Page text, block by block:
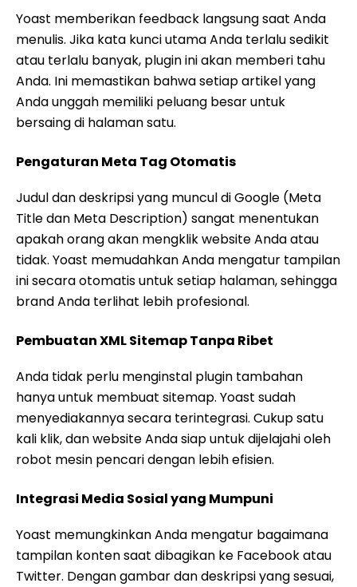
Yoast memberikan feedback langsung saat Anda
menulis. Jika kata kunci utama Anda terlalu sedikit
atau terlalu banyak, plugin ini akan memberi tahu
Anda. Ini memastikan bahwa setiap artikel yang
Anda unggah memiliki peluang besar untuk
bersaing di halaman satu.
Pengaturan Meta Tag Otomatis
Judul dan deskripsi yang muncul di Google (Meta
Title dan Meta Description) sangat menentukan
apakah orang akan mengklik website Anda atau
tidak. Yoast memudahkan Anda mengatur tampilan
ini secara otomatis untuk setiap halaman, sehingga
brand Anda terlihat lebih profesional.
Pembuatan XML Sitemap Tanpa Ribet
Anda tidak perlu menginstal plugin tambahan
hanya untuk membuat sitemap. Yoast sudah
menyediakannya secara terintegrasi. Cukup satu
kali klik, dan website Anda siap untuk dijelajahi oleh
robot mesin pencari dengan lebih efisien.
Integrasi Media Sosial yang Mumpuni
Yoast memungkinkan Anda mengatur bagaimana
tampilan konten saat dibagikan ke Facebook atau
Twitter. Dengan gambar dan deskripsi yang sesuai,